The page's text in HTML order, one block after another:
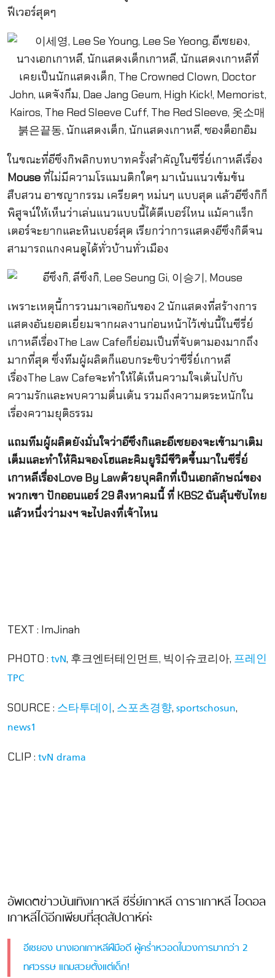
ฟีเวอร์สุดๆ
ในขณะที่อีซึงกิพลิกบทบาทครั้งสำคัญในซีรี่ย์เกาหลีเรื่อง
Mouseที่ไม่มีความโรแมนติกใดๆ มาเน้นแนวเข้มข้น
สืบสวน อาชญากรรม เครียดๆ หม่นๆ แบบสุด แล้วอีซึงกิก็
พิสูจน์ให้เห็นว่าเล่นแนวแบบนี้ได้ดีเบอร์ไหน แม้คาแร็ก
เตอร์จะยากและหินเบอร์สุด เรียกว่าการแสดงอีซึงกิดีจน
สามารถแกงคนดูได้ทั่วบ้านทั่วเมือง
เพราะเหตุนี้การวนมาเจอกันของ 2 นักแสดงที่สร้างการ
แสดงอันยอดเยี่ยมจากผลงานก่อนหน้าไว้เช่นนี้ในซีรี่ย์
เกาหลีเรื่องThe Law Cafeก็ย่อมเป็นที่จับตามองมากถึง
มากที่สุด ซึ่งทีมผู้ผลิตก็แอบกระซิบว่าซีรี่ย์เกาหลี
เรื่องThe Law Cafeจะทำให้ได้เห็นความใจเต้นไปกับ
ความรักและพบความตื่นเต้น รวมถึงความตระหนักใน
เรื่องความยุติธรรม
แถมทีมผู้ผลิตยังมั่นใจว่าอีซึงกิและอีเซยองจะเข้ามาเติม
เต็มและทำให้คิมจองโฮและคิมยูริมีชีวิตขึ้นมาในซีรี่ย์
เกาหลีเรื่องLove By Lawด้วยบุคลิกที่เป็นเอกลักษณ์ของ
พวกเขา ปักออนแอร์ 29 สิงหาคมนี้ ที่ KBS2 ฉันลุ้นซับไทย
แล้วหนึ่งว่ามงฯ จะไปลงที่เจ้าไหน
TEXT : ImJinah
PHOTO : tvN, 후크엔터테인먼트, 빅이슈코리아, 프레인
TPC
SOURCE : 스타투데이, 스포츠경향, sportschosun,
news1
CLIP : tvN drama
อัพเดตข่าวบันเทิงเกาหลี ซีรี่ย์เกาหลี ดาราเกาหลี ไอดอล
เกาหลีได้อีกเพียบที่สุดสัปดาห์ค่ะ
อีเซยอง นางเอกเกาหลีฝีมือดี ผู้คร่ำหวอดในวงการมากว่า 2
ทศวรรษ แถมสวยตั้งแต่เด็ก!